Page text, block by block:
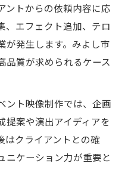
ントからの依頼内容に応
、エフェクト追加、テロ
が発生します。みよし市
品質が求められるケース
ント映像制作では、企画
提案や演出アイディアを
はクライアントとの確
ニケーション力が重要と